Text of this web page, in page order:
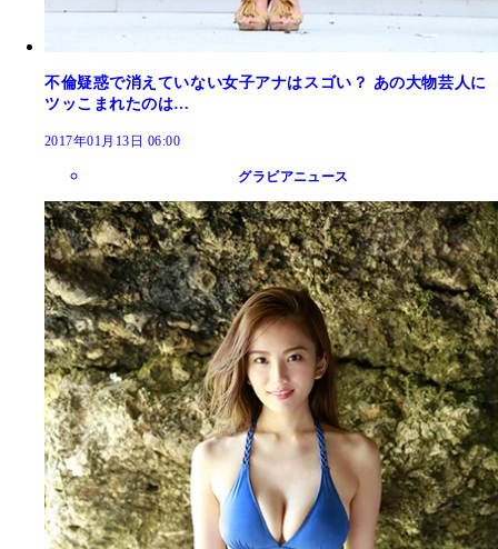
不倫疑惑で消えていない女子アナはスゴい？ あの大物芸人に
ツッこまれたのは…
2017年01月13日 06:00
グラビアニュース